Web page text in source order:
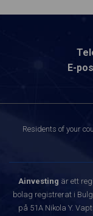
E-
Residents of your
Ainvesting är ett
bolag registrerat i
på 51A Nikola Y.